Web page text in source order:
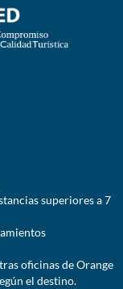
superiores a 7
oficinas de Orange
el destino.